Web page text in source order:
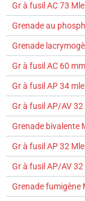
Gr à fusil AC 73
Grenade au
Grenade
Gr à fusil AC 60
Gr à fusil AP 34
Gr à fusil AP/AV 32
Grenade bivalente
Gr à fusil AP 32
Gr à fusil AP/AV
Grenade fumigène